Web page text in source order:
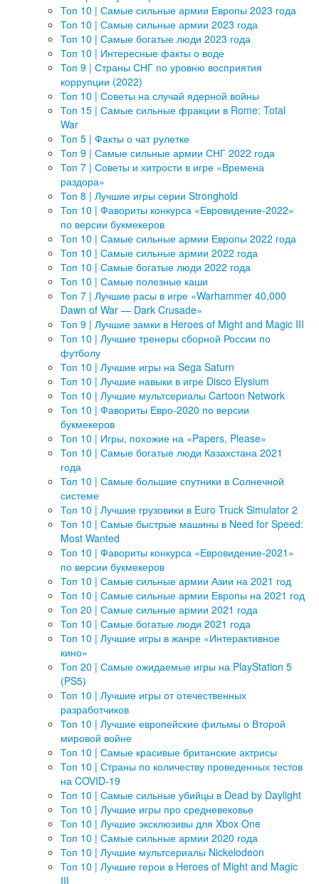
Топ 10 | Самые сильные армии Европы 2023 года
Топ 10 | Самые сильные армии 2023 года
Топ 10 | Самые богатые люди 2023 года
Топ 10 | Интересные факты о воде
Топ 9 | Страны СНГ по уровню восприятия
коррупции (2022)
Топ 10 | Советы на случай ядерной войны
Топ 15 | Самые сильные фракции в Rome: Total
War
Топ 5 | Факты о чат рулетке
Топ 9 | Самые сильные армии СНГ 2022 года
Топ 7 | Советы и хитрости в игре «Времена
раздора»
Топ 8 | Лучшие игры серии Stronghold
Топ 10 | Фавориты конкурса «Евровидение-2022»
по версии букмекеров
Топ 10 | Самые сильные армии Европы 2022 года
Топ 10 | Самые сильные армии 2022 года
Топ 10 | Самые богатые люди 2022 года
Топ 10 | Самые полезные каши
Топ 7 | Лучшие расы в игре «Warhammer 40,000
Dawn of War — Dark Crusade»
Топ 9 | Лучшие замки в Heroes of Might and Magic III
Топ 10 | Лучшие тренеры сборной России по
футболу
Топ 10 | Лучшие игры на Sega Saturn
Топ 10 | Лучшие навыки в игре Disco Elysium
Топ 10 | Лучшие мультсериалы Cartoon Network
Топ 10 | Фавориты Евро-2020 по версии
букмекеров
Топ 10 | Игры, похожие на «Papers, Please»
Топ 10 | Самые богатые люди Казахстана 2021
года
Топ 10 | Самые большие спутники в Солнечной
системе
Топ 10 | Лучшие грузовики в Euro Truck Simulator 2
Топ 10 | Самые быстрые машины в Need for Speed:
Most Wanted
Топ 10 | Фавориты конкурса «Евровидение-2021»
по версии букмекеров
Топ 10 | Самые сильные армии Азии на 2021 год
Топ 10 | Самые сильные армии Европы на 2021 год
Топ 20 | Самые сильные армии 2021 года
Топ 10 | Самые богатые люди 2021 года
Топ 10 | Лучшие игры в жанре «Интерактивное
кино»
Топ 20 | Самые ожидаемые игры на PlayStation 5
(PS5)
Топ 10 | Лучшие игры от отечественных
разработчиков
Топ 10 | Лучшие европейские фильмы о Второй
мировой войне
Топ 10 | Самые красивые британские актрисы
Топ 10 | Страны по количеству проведенных тестов
на COVID-19
Топ 10 | Самые сильные убийцы в Dead by Daylight
Топ 10 | Лучшие игры про средневековье
Топ 10 | Лучшие эксклюзивы для Xbox One
Топ 10 | Самые сильные армии 2020 года
Топ 10 | Лучшие мультсериалы Nickelodeon
Топ 10 | Лучшие герои в Heroes of Might and Magic
III